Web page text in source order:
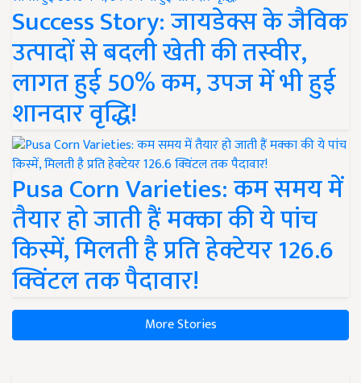
Success Story: जायडेक्स के जैविक
उत्पादों से बदली खेती की तस्वीर,
लागत हुई 50% कम, उपज में भी हुई
शानदार वृद्धि!
Pusa Corn Varieties: कम समय में
तैयार हो जाती हैं मक्का की ये पांच
किस्में, मिलती है प्रति हेक्टेयर 126.6
क्विंटल तक पैदावार!
More Stories